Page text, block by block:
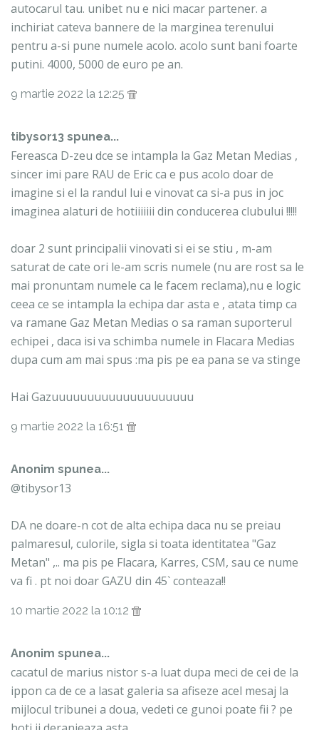
autocarul tau. unibet nu e nici macar partener. a
inchiriat cateva bannere de la marginea terenului
pentru a-si pune numele acolo. acolo sunt bani foarte
putini. 4000, 5000 de euro pe an.
9 martie 2022 la 12:25
tibysor13 spunea...
Fereasca D-zeu dce se intampla la Gaz Metan Medias ,
sincer imi pare RAU de Eric ca e pus acolo doar de
imagine si el la randul lui e vinovat ca si-a pus in joc
imaginea alaturi de hotiiiiiii din conducerea clubului !!!!!
doar 2 sunt principalii vinovati si ei se stiu , m-am
saturat de cate ori le-am scris numele (nu are rost sa le
mai pronuntam numele ca le facem reclama),nu e logic
ceea ce se intampla la echipa dar asta e , atata timp ca
va ramane Gaz Metan Medias o sa raman suporterul
echipei , daca isi va schimba numele in Flacara Medias
dupa cum am mai spus :ma pis pe ea pana se va stinge
Hai Gazuuuuuuuuuuuuuuuuuuuu
9 martie 2022 la 16:51
Anonim spunea...
@tibysor13
DA ne doare-n cot de alta echipa daca nu se preiau
palmaresul, culorile, sigla si toata identitatea "Gaz
Metan" ,.. ma pis pe Flacara, Karres, CSM, sau ce nume
va fi . pt noi doar GAZU din 45` conteaza!!
10 martie 2022 la 10:12
Anonim spunea...
cacatul de marius nistor s-a luat dupa meci de cei de la
ippon ca de ce a lasat galeria sa afiseze acel mesaj la
mijlocul tribunei a doua, vedeti ce gunoi poate fii ? pe